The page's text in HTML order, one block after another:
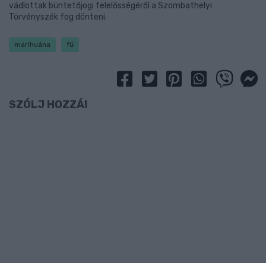
vádlottak büntetőjogi felelősségéről a Szombathelyi
Törvényszék fog dönteni.
marihuána fű
SZÓLJ HOZZÁ!